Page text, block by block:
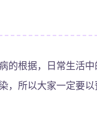
的根据，日常生活
，所以大家一定要